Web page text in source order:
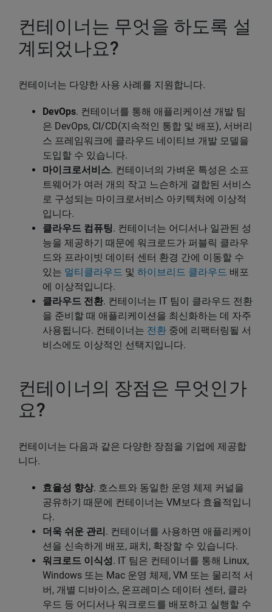
컨테이너는 무엇을 하도록 설
계되었나요?
컨테이너는 다양한 사용 사례를 지원합니다.
DevOps. 컨테이너를 통해 애플리케이션 개발 팀
은 DevOps, CI/CD(지속적인 통합 및 배포), 서버리
스 프레임워크에 클라우드 네이티브 개발 모델을
도입할 수 있습니다.
마이크로서비스. 컨테이너의 가벼운 특성은 소프
트웨어가 여러 개의 작고 느슨하게 결합된 서비스
로 구성되는 마이크로서비스 아키텍처에 이상적
입니다.
클라우드 컴퓨팅. 컨테이너는 어디서나 일관된 성
능을 제공하기 때문에 워크로드가 퍼블릭 클라우
드와 프라이빗 데이터 센터 환경 간에 이동할 수
있는 멀티클라우드 및 하이브리드 클라우드 배포
에 이상적입니다.
클라우드 전환. 컨테이너는 IT 팀이 클라우드 전환
을 준비할 때 애플리케이션을 최신화하는 데 자주
사용됩니다. 컨테이너는 전환 중에 리팩터링될 서
비스에도 이상적인 선택지입니다.
컨테이너의 장점은 무엇인가
요?
컨테이너는 다음과 같은 다양한 장점을 기업에 제공합
니다.
효율성 향상. 호스트와 동일한 운영 체제 커널을
공유하기 때문에 컨테이너는 VM보다 효율적입니
다.
더욱 쉬운 관리. 컨테이너를 사용하면 애플리케이
션을 신속하게 배포, 패치, 확장할 수 있습니다.
워크로드 이식성. IT 팀은 컨테이너를 통해 Linux,
Windows 또는 Mac 운영 체제, VM 또는 물리적 서
버, 개별 디바이스, 온프레미스 데이터 센터, 클라
우드 등 어디서나 워크로드를 배포하고 실행할 수